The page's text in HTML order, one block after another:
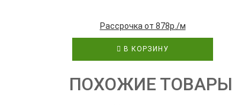
Рассрочка от 878р./м
В КОРЗИНУ
ПОХОЖИЕ ТОВАРЫ